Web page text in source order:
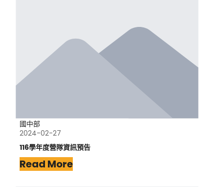
國中部
2024-02-27
116學年度營隊資訊預告
Read More